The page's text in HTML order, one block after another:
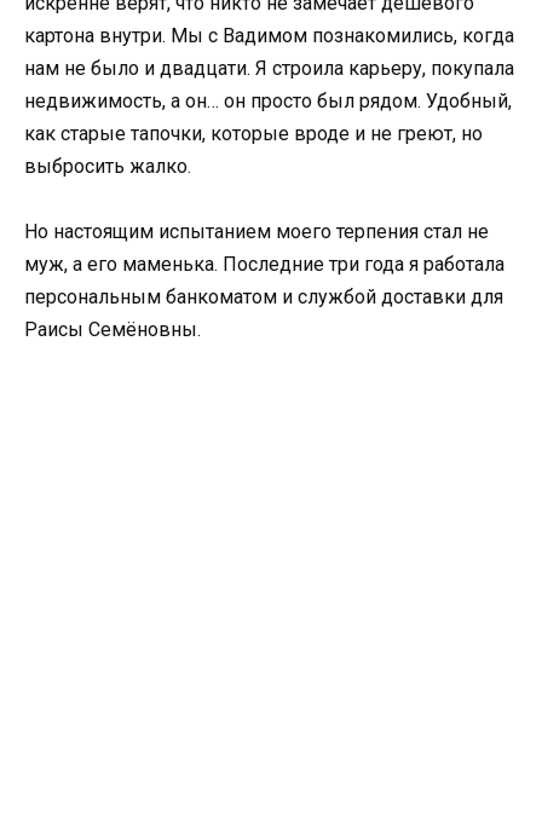
картона внутри. Мы с Вадимом познакомились, когда
нам не было и двадцати. Я строила карьеру, покупала
недвижимость, а он… он просто был рядом. Удобный,
как старые тапочки, которые вроде и не греют, но
выбросить жалко.
Но настоящим испытанием моего терпения стал не
муж, а его маменька. Последние три года я работала
персональным банкоматом и службой доставки для
Раисы Семёновны.